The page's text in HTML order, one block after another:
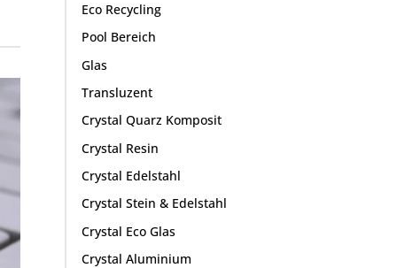
Eco Recycling
Pool Bereich
Glas
Transluzent
Crystal Quarz Komposit
Crystal Resin
Crystal Edelstahl
Crystal Stein & Edelstahl
Crystal Eco Glas
Crystal Aluminium